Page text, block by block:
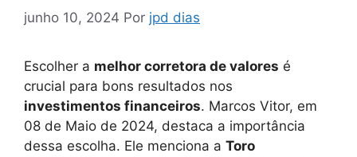
junho 10, 2024 Por jpd dias
Escolher a melhor corretora de valores é
crucial para bons resultados nos
investimentos financeiros. Marcos Vitor, em
08 de Maio de 2024, destaca a importância
dessa escolha. Ele menciona a Toro